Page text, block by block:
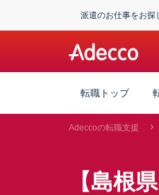
派遣のお仕事をお探
転職トップ
Adeccoの転職支援
【島根